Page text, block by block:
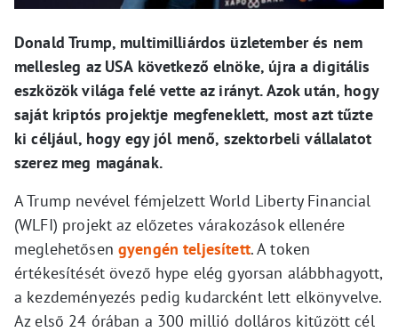
Donald Trump, multimilliárdos üzletember és nem
mellesleg az USA következő elnöke, újra a digitális
eszközök világa felé vette az irányt. Azok után, hogy
saját kriptós projektje megfeneklett, most azt tűzte
ki céljául, hogy egy jól menő, szektorbeli vállalatot
szerez meg magának.
A Trump nevével fémjelzett World Liberty Financial
(WLFI) projekt az előzetes várakozások ellenére
meglehetősen gyengén teljesített. A token
értékesítését övező hype elég gyorsan alábbhagyott,
a kezdeményezés pedig kudarcként lett elkönyvelve.
Az első 24 órában a 300 millió dolláros kitűzött cél